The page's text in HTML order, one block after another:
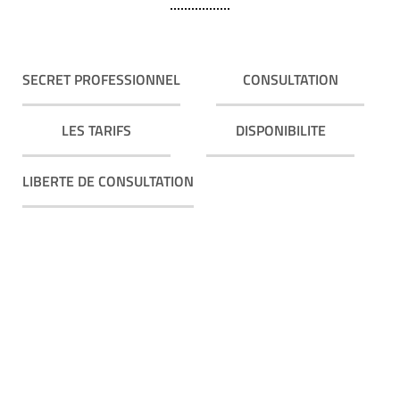
SECRET PROFESSIONNEL CONSULTATION
LES TARIFS DISPONIBILITE
LIBERTE DE CONSULTATION